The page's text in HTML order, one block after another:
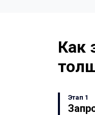
Как
Этап 1